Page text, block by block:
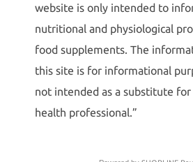
website is only intended to
nutritional and physiological
food supplements. The
this site is for informational
not intended as a substitute
health professional.”